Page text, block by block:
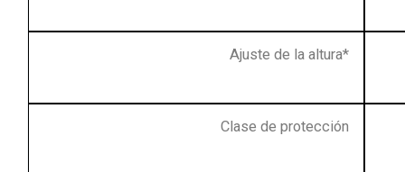
Ajuste de la altura*
Clase de protección